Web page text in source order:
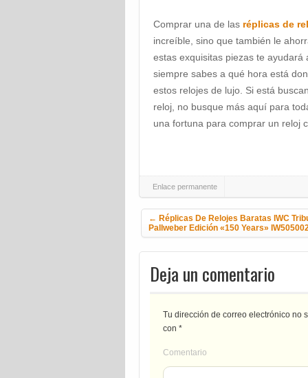
Comprar una de las réplicas de
increíble, sino que también le
estas exquisitas piezas te
siempre sabes a qué hora está
estos relojes de lujo. Si está
reloj, no busque más aquí para
una fortuna para comprar un reloj
Enlace permanente
Navegación de la entrada
← Réplicas De Relojes Baratas IWC
Pallweber Edición «150 Years»
Deja un comentario
Tu dirección de correo electrónico no
con *
Comentario